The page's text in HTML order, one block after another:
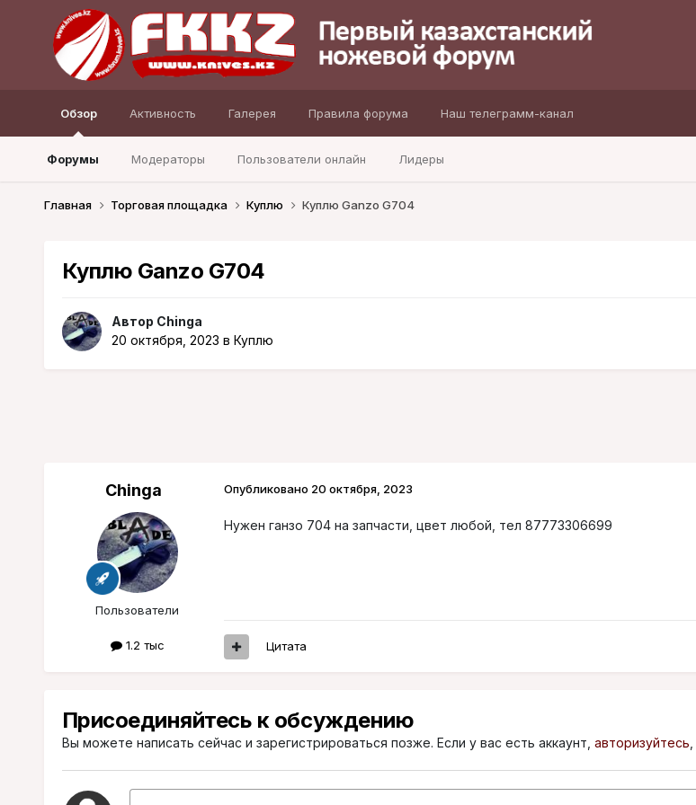
Обзор
Форумы Модераторы Пользователи онлайн Лидеры
Активность Галерея Правила форума Наш телеграмм-канал
Главная Торговая площадка Куплю Куплю Ganzo G704
Куплю Ganzo G704
Автор Chinga
20 октября, 2023 в Куплю
Chinga
Пользователи
1.2 тыс
Опубликовано 20 октября, 2023
Нужен ганзо 704 на запчасти, цвет любой, тел 87773306699
Цитата
Присоединяйтесь к обсуждению
Вы можете написать сейчас и зарегистрироваться позже. Если у вас есть аккаунт, авторизуйтесь